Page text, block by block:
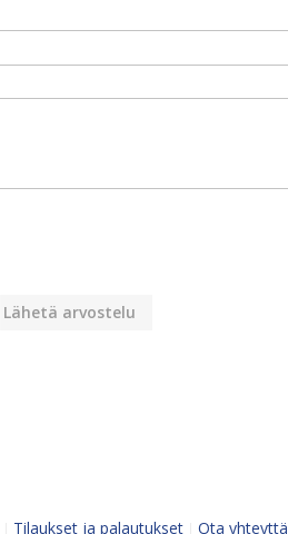
Lähetä arvostelu
Tilaukset ja palautukset Ota yhteyttä